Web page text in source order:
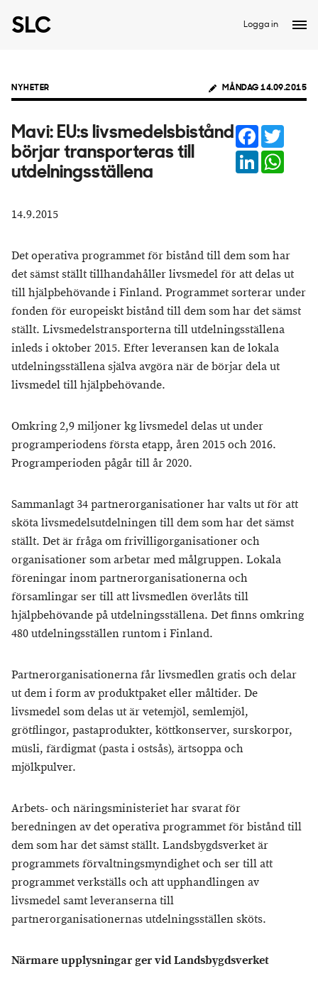
Logga in
NYHETER MÅNDAG 14.09.2015
Mavi: EU:s livsmedelsbistånd
börjar transporteras till
utdelningsställena
Facebook
LinkedIn
14.9.2015
Det operativa programmet för bistånd till dem som har
det sämst ställt tillhandahåller livsmedel för att delas ut
till hjälpbehövande i Finland. Programmet sorterar under
fonden för europeiskt bistånd till dem som har det sämst
ställt. Livsmedelstransporterna till utdelningsställena
inleds i oktober 2015. Efter leveransen kan de lokala
utdelningsställena själva avgöra när de börjar dela ut
livsmedel till hjälpbehövande.
Omkring 2,9 miljoner kg livsmedel delas ut under
programperiodens första etapp, åren 2015 och 2016.
Programperioden pågår till år 2020.
Sammanlagt 34 partnerorganisationer har valts ut för att
sköta livsmedelsutdelningen till dem som har det sämst
ställt. Det är fråga om frivilligorganisationer och
organisationer som arbetar med målgruppen. Lokala
föreningar inom partnerorganisationerna och
församlingar ser till att livsmedlen överlåts till
hjälpbehövande på utdelningsställena. Det finns omkring
480 utdelningsställen runtom i Finland.
Partnerorganisationerna får livsmedlen gratis och delar
ut dem i form av produktpaket eller måltider. De
livsmedel som delas ut är vetemjöl, semlemjöl,
grötflingor, pastaprodukter, köttkonserver, surskorpor,
müsli, färdigmat (pasta i ostsås), ärtsoppa och
mjölkpulver.
Arbets- och näringsministeriet har svarat för
beredningen av det operativa programmet för bistånd till
dem som har det sämst ställt. Landsbygdsverket är
programmets förvaltningsmyndighet och ser till att
programmet verkställs och att upphandlingen av
livsmedel samt leveranserna till
partnerorganisationernas utdelningsställen sköts.
Närmare upplysningar ger vid Landsbygdsverket